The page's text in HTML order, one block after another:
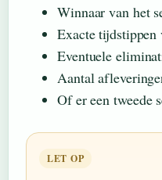
Winnaar van het
Exacte
Eventuele
Aantal
Of er een tweede
LET OP